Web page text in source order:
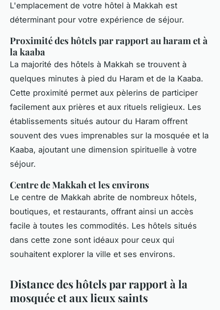
L'emplacement de votre hôtel à Makkah est
déterminant pour votre expérience de séjour.
Proximité des hôtels par rapport au haram et à
la kaaba
La majorité des hôtels à Makkah se trouvent à
quelques minutes à pied du Haram et de la Kaaba.
Cette proximité permet aux pèlerins de participer
facilement aux prières et aux rituels religieux. Les
établissements situés autour du Haram offrent
souvent des vues imprenables sur la mosquée et la
Kaaba, ajoutant une dimension spirituelle à votre
séjour.
Centre de Makkah et les environs
Le centre de Makkah abrite de nombreux hôtels,
boutiques, et restaurants, offrant ainsi un accès
facile à toutes les commodités. Les hôtels situés
dans cette zone sont idéaux pour ceux qui
souhaitent explorer la ville et ses environs.
Distance des hôtels par rapport à la
mosquée et aux lieux saints